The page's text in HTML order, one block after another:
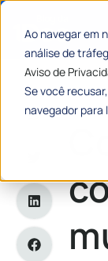
Ao navegar em
análise de
Aviso de
Se você
navegador para
Home»